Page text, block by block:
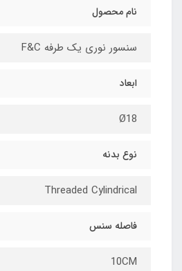
نام محصول
سنسور نوری یک طرفه F&C
ابعاد
Ø18
نوع بدنه
Threaded Cylindrical
فاصله سنس
10CM